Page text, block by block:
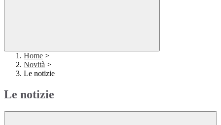
Home >
Novità >
Le notizie
Le notizie